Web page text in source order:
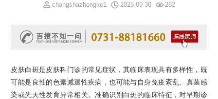
changshazhongke1 2025-09-30 282
皮肤白斑是皮肤科门诊的常见症状，其临床表现具有多样性，既
可能是良性的色素减退性疾病，也可能与自身免疫紊乱、真菌感
染或先天性发育异常相关。准确识别白斑的临床特征，对早期诊